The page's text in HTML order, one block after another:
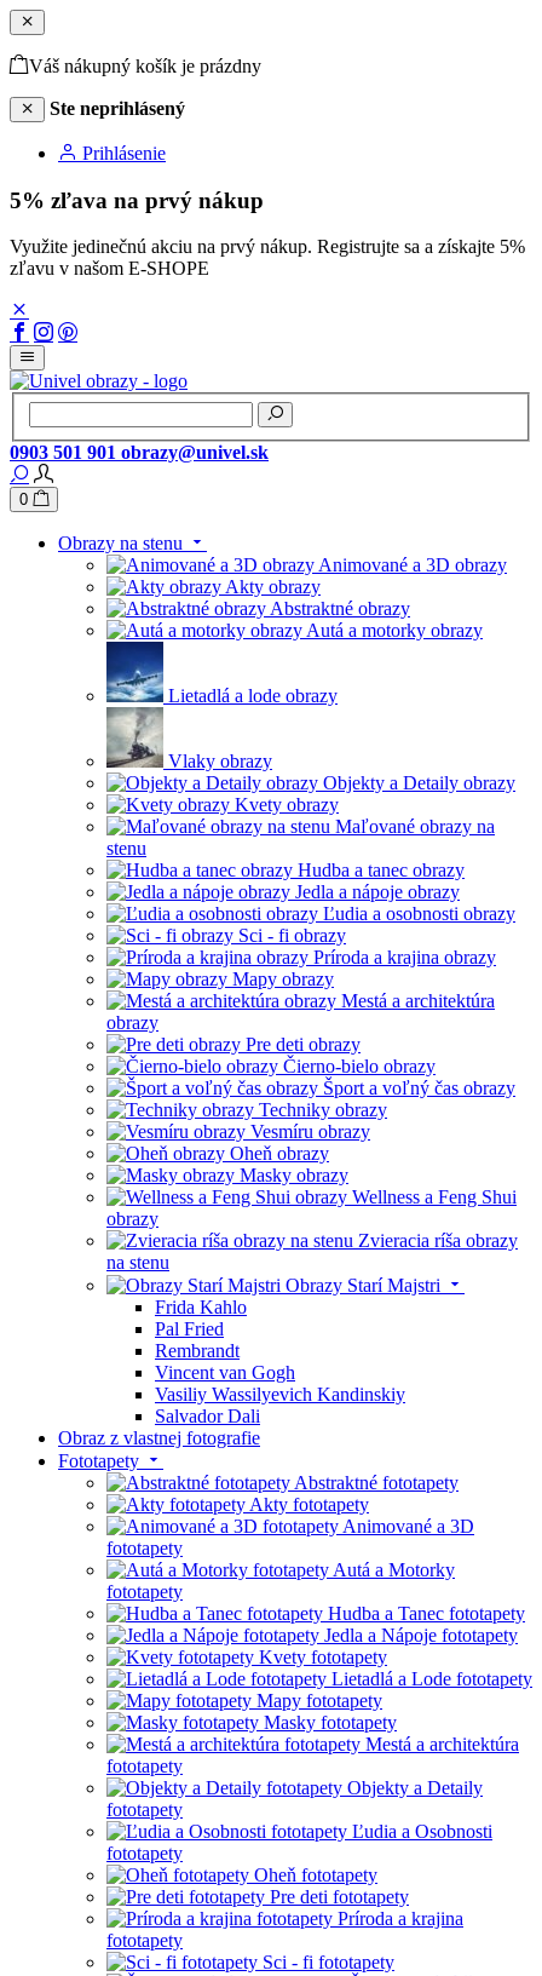
Váš nákupný košík je prázdny
Ste neprihlásený
Prihlásenie
5% zľava na prvý nákup
Využite jedinečnú akciu na prvý nákup. Registrujte sa a získajte 5%
zľavu v našom E-SHOPE
0903 501 901 obrazy@univel.sk
0
Obrazy na stenu
Animované a 3D obrazy
Akty obrazy
Abstraktné obrazy
Autá a motorky obrazy
Lietadlá a lode obrazy
Vlaky obrazy
Objekty a Detaily obrazy
Kvety obrazy
Maľované obrazy na
stenu
Hudba a tanec obrazy
Jedla a nápoje obrazy
Ľudia a osobnosti obrazy
Sci - fi obrazy
Príroda a krajina obrazy
Mapy obrazy
Mestá a architektúra
obrazy
Pre deti obrazy
Čierno-bielo obrazy
Šport a voľný čas obrazy
Techniky obrazy
Vesmíru obrazy
Oheň obrazy
Masky obrazy
Wellness a Feng Shui
obrazy
Zvieracia ríša obrazy
na stenu
Obrazy Starí Majstri
Frida Kahlo
Pal Fried
Rembrandt
Vincent van Gogh
Vasiliy Wassilyevich Kandinskiy
Salvador Dali
Obraz z vlastnej fotografie
Fototapety
Abstraktné fototapety
Akty fototapety
Animované a 3D
fototapety
Autá a Motorky
fototapety
Hudba a Tanec fototapety
Jedla a Nápoje fototapety
Kvety fototapety
Lietadlá a Lode fototapety
Mapy fototapety
Masky fototapety
Mestá a architektúra
fototapety
Objekty a Detaily
fototapety
Ľudia a Osobnosti
fototapety
Oheň fototapety
Pre deti fototapety
Príroda a krajina
fototapety
Sci - fi fototapety